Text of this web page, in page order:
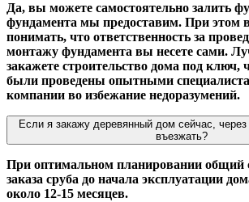
Да, вы можете самостоятельно залить
фундамента мы предоставим. При этом
понимать, что ответственность за
монтажу фундамента вы несете сами.
закажете строительство дома под ключ,
были проведены опытными
компании во избежание недоразумений.
Если я закажу деревянный дом сейчас,
въезжать?
При оптимальном планировании общий
заказа сруба до начала эксплуатации
около 12-15 месяцев.